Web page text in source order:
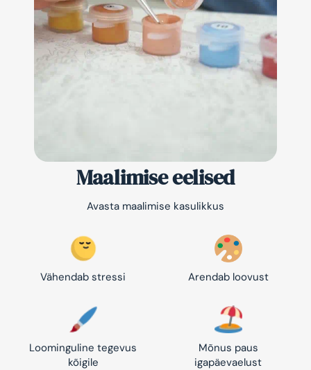
Maalimise eelised
Avasta maalimise kasulikkus
Vähendab stressi Arendab loovust
Loominguline tegevus
kõigile
Mõnus paus
igapäevaelust